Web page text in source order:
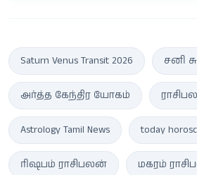
Saturn Venus Transit 2026 சனி
அர்த்த கேந்திர யோகம்
Astrology Tamil News today
ரிஷபம் ராசிபலன் மகரம்